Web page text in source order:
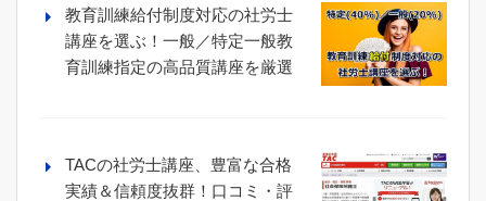
教育訓練給付制度対応の社労士
講座を選ぶ！一般／特定一般教
育訓練指定の高品質講座を厳選
TACの社労士講座、豊富な合格
実績＆信頼度抜群！口コミ・評